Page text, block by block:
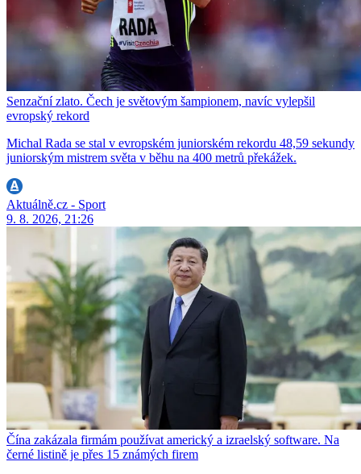
Senzační zlato. Čech je světovým šampionem, navíc vylepšil
evropský rekord
Michal Rada se stal v evropském juniorském rekordu 48,59 sekundy
juniorským mistrem světa v běhu na 400 metrů překážek.
Aktuálně.cz - Sport
9. 8. 2026, 21:26
Čína zakázala firmám používat americký a izraelský software. Na
černé listině je přes 15 známých firem